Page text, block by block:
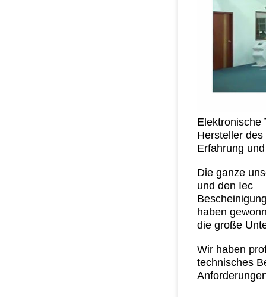
Elektronische
Hersteller
Erfahrung
Die ganze
und den Iec
haben
die große
Wir haben
technisches